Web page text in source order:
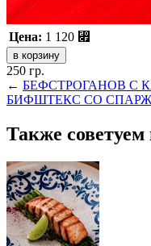
Цена: 1 120 ⃏
250 гр.
← БЕФСТРОГАНОВ С
БИФШТЕКС СО
Также советуем